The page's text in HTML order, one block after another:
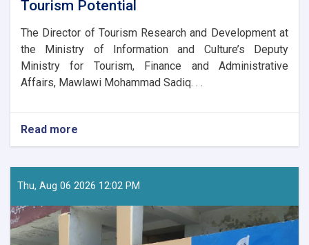
Tourism Potential
The Director of Tourism Research and Development at
the Ministry of Information and Culture’s Deputy
Ministry for Tourism, Finance and Administrative
Affairs, Mawlawi Mohammad Sadiq. . .
Read more
Director
Tourism
Research
Development
Visits
Thu, Aug 06 2026 12:02 PM